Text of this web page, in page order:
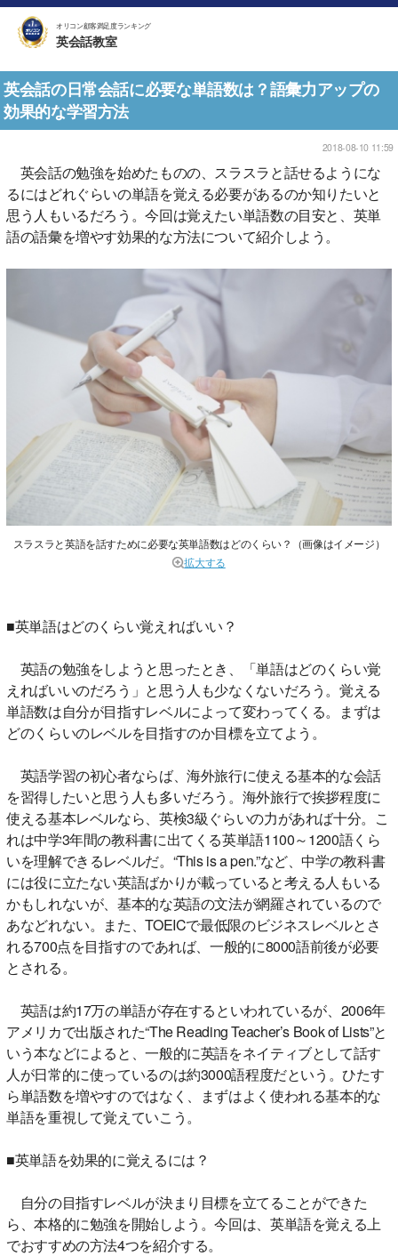
オリコン顧客満足度ランキング
英会話教室
英会話の日常会話に必要な単語数は？語彙力アップの
効果的な学習方法
2018-08-10 11:59
英会話の勉強を始めたものの、スラスラと話せるようにな
るにはどれぐらいの単語を覚える必要があるのか知りたいと
思う人もいるだろう。今回は覚えたい単語数の目安と、英単
語の語彙を増やす効果的な方法について紹介しよう。
スラスラと英語を話すために必要な英単語数はどのくらい？（画像はイメージ）
拡大する
■英単語はどのくらい覚えればいい？
英語の勉強をしようと思ったとき、「単語はどのくらい覚
えればいいのだろう」と思う人も少なくないだろう。覚える
単語数は自分が目指すレベルによって変わってくる。まずは
どのくらいのレベルを目指すのか目標を立てよう。
英語学習の初心者ならば、海外旅行に使える基本的な会話
を習得したいと思う人も多いだろう。海外旅行で挨拶程度に
使える基本レベルなら、英検3級ぐらいの力があれば十分。こ
れは中学3年間の教科書に出てくる英単語1100～1200語くら
いを理解できるレベルだ。“This is a pen.”など、中学の教科書
には役に立たない英語ばかりが載っていると考える人もいる
かもしれないが、基本的な英語の文法が網羅されているので
あなどれない。また、TOEICで最低限のビジネスレベルとさ
れる700点を目指すのであれば、一般的に8000語前後が必要
とされる。
英語は約17万の単語が存在するといわれているが、2006年
アメリカで出版された“The Reading Teacher’s Book of Lists”と
いう本などによると、一般的に英語をネイティブとして話す
人が日常的に使っているのは約3000語程度だという。ひたす
ら単語数を増やすのではなく、まずはよく使われる基本的な
単語を重視して覚えていこう。
■英単語を効果的に覚えるには？
自分の目指すレベルが決まり目標を立てることができた
ら、本格的に勉強を開始しよう。今回は、英単語を覚える上
でおすすめの方法4つを紹介する。